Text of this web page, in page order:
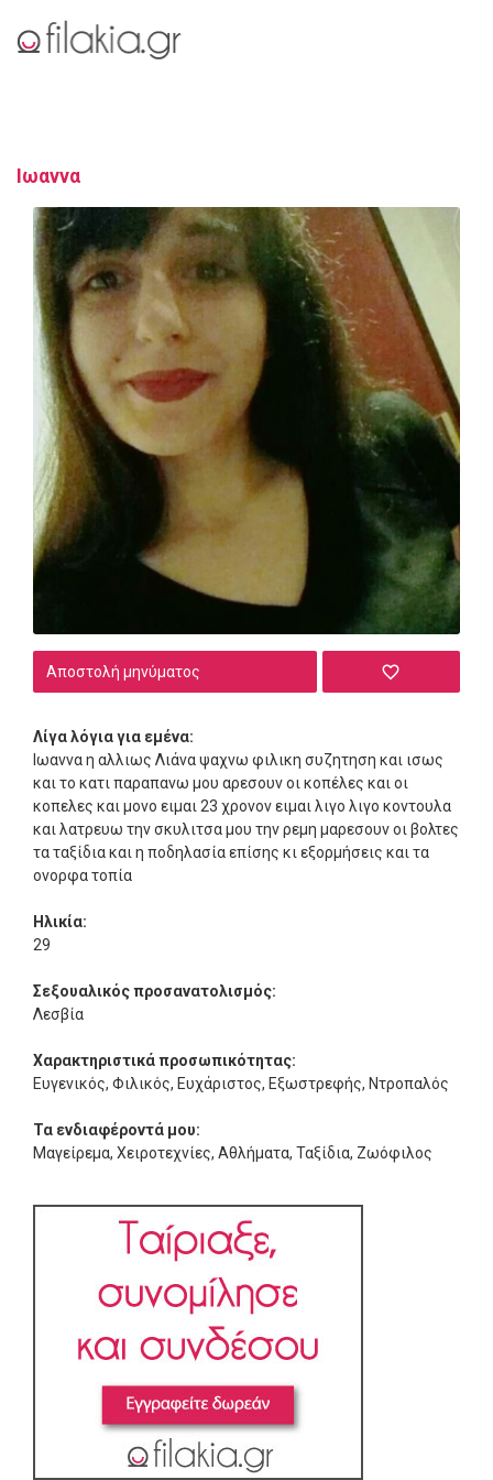
Ιωαννα
Αποστολή μηνύματος
Λίγα λόγια για εμένα:
Ιωαννα η αλλιως Λιάνα ψαχνω φιλικη συζητηση και ισως
και το κατι παραπανω μου αρεσουν οι κοπέλες και οι
κοπελες και μονο ειμαι 23 χρονον ειμαι λιγο λιγο κοντουλα
και λατρευω την σκυλιτσα μου την ρεμη μαρεσουν οι βολτες
τα ταξίδια και η ποδηλασία επίσης κι εξορμήσεις και τα
ονορφα τοπία
Ηλικία:
29
Σεξουαλικός προσανατολισμός:
Λεσβία
Χαρακτηριστικά προσωπικότητας:
Ευγενικός, Φιλικός, Ευχάριστος, Εξωστρεφής, Ντροπαλός
Τα ενδιαφέροντά μου:
Μαγείρεμα, Χειροτεχνίες, Αθλήματα, Ταξίδια, Ζωόφιλος